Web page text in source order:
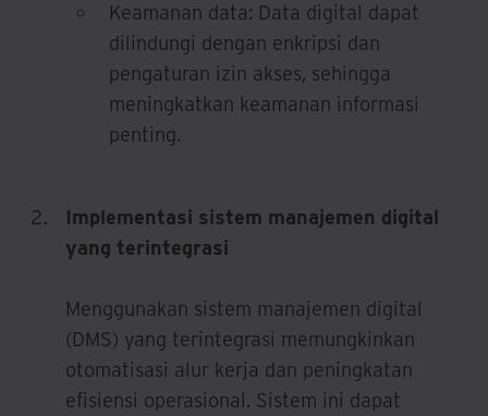
Keamanan data: Data digital dapat
dilindungi dengan enkripsi dan
pengaturan izin akses, sehingga
meningkatkan keamanan informasi
penting.
Implementasi sistem manajemen digital
yang terintegrasi
Menggunakan sistem manajemen digital
(DMS) yang terintegrasi memungkinkan
otomatisasi alur kerja dan peningkatan
efisiensi operasional. Sistem ini dapat